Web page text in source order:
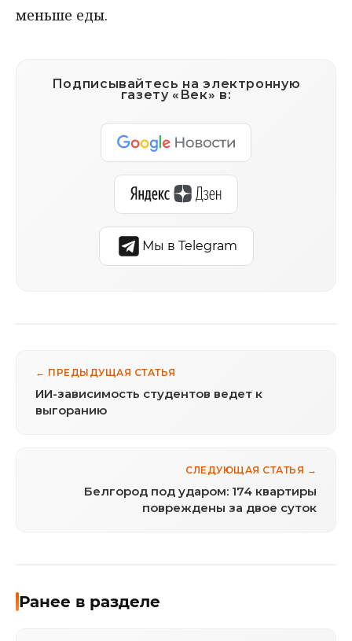
меньше еды.
Подписывайтесь на электронную
газету «Век» в:
Мы в Telegram
← ПРЕДЫДУЩАЯ СТАТЬЯ
ИИ-зависимость студентов ведет к
выгоранию
СЛЕДУЮЩАЯ СТАТЬЯ →
Белгород под ударом: 174 квартиры
повреждены за двое суток
Ранее в разделе